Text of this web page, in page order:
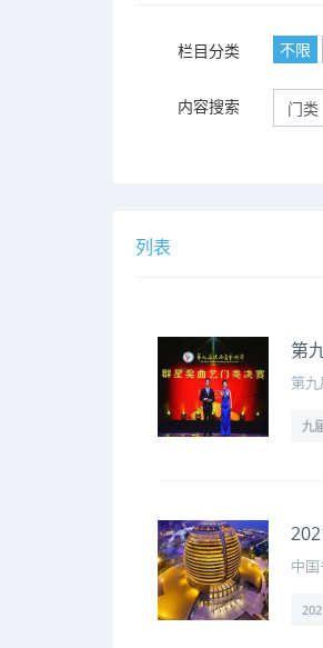
栏目分类 不限
内容搜索
列表
第
第
九
中